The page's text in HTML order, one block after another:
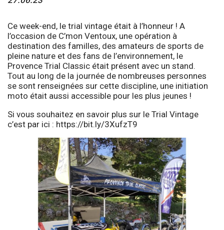
Ce week-end, le trial vintage était à l’honneur ! A
l’occasion de C’mon Ventoux, une opération à
destination des familles, des amateurs de sports de
pleine nature et des fans de l’environnement, le
Provence Trial Classic était présent avec un stand.
Tout au long de la journée de nombreuses personnes
se sont renseignées sur cette discipline, une initiation
moto était aussi accessible pour les plus jeunes !
Si vous souhaitez en savoir plus sur le Trial Vintage
c’est par ici : https://bit.ly/3XufzT9